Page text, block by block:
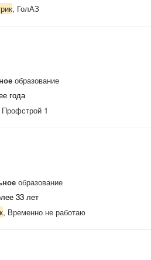
, ГолАЗ
образование
года
Профстрой 1
образование
33 лет
, Временно не работаю